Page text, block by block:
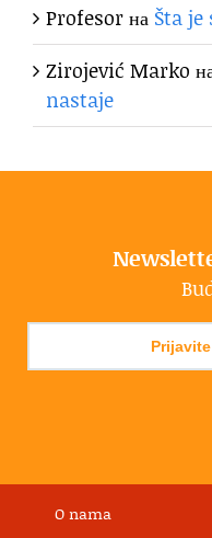
Profesorна Šta
Zirojević Marko
nastaje
O nama